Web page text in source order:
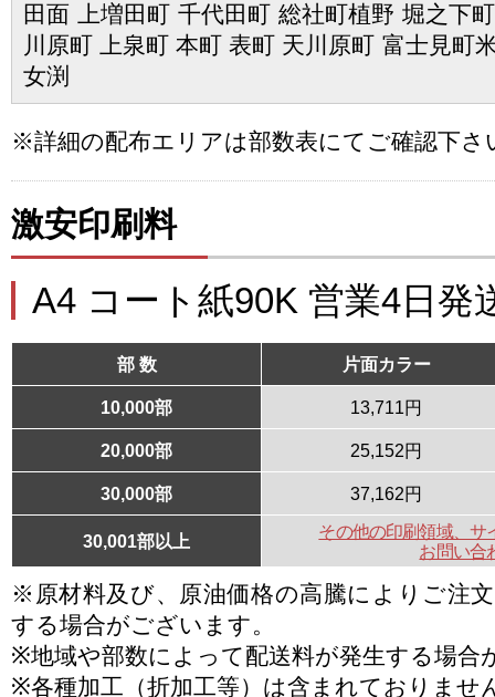
田面 上増田町 千代田町 総社町植野 堀之下
川原町 上泉町 本町 表町 天川原町 富士見町
女渕
※詳細の配布エリアは部数表にてご確認下さ
激安印刷料
A4 コート紙90K 営業4日発
部 数 片面カラー
10,000部 13,711円
20,000部 25,152円
30,000部 37,162円
30,001部以上
その他の印刷領域、サ
お問い合
※原材料及び、原油価格の高騰によりご注
する場合がございます。
※地域や部数によって配送料が発生する場合
※各種加工（折加工等）は含まれておりませ